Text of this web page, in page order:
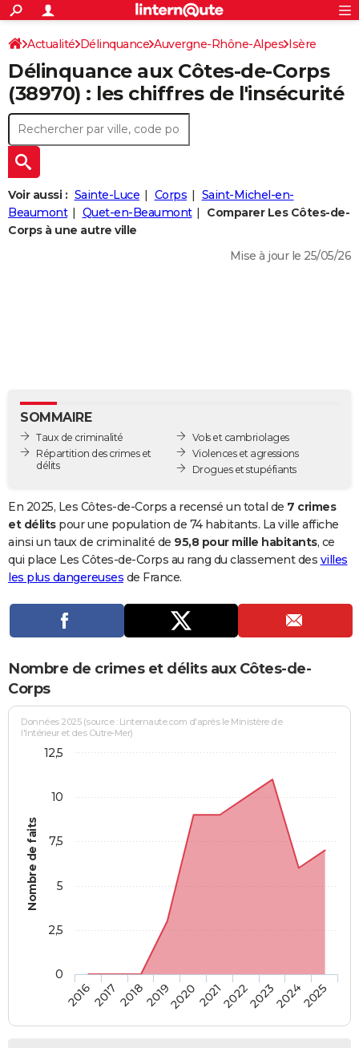
ACTUALITÉS
Politique
Société
Faits Divers
Education
Monde
Villes
+
SPORT
Coupe du monde 2026
Football
Tennis
Cyclisme
Rugby
Forum
Programme TV
TNT
Streaming
Cinéma
Sorties cinéma
Musique
+
FINANCE
Retraite
Impôts
Epargne
Immobilier
Risques naturels par ville
Banque
Assurance
Crédit
AUTO
Essais
Réserver un essai
Citadines
Berlines
SUV
Forum auto
+
HIGH-TECH
Mobiles
Meilleur smartphone
Internet
Ordinateurs
Jeux vidéo
Guide high-tech
+
BRICOLAGE
GUIDES D'ACHAT
BONS PLANS
Carte de Noël
Carte Bonne année
Carte Saint-Valentin
Carte Pâques
Carte d'anniversaire
DICTIONNAIRE
Dictionnaire
Biographies
Citations
Expressions
Proverbes
PROGRAMME TV
COPAINS D'AVANT
S'inscrire
Se connecter
Lycées
Collèges
Primaires
Universités
Entreprises
Service militaire
Avis de recherche
AVIS DE DÉCÈS
FORUM
Bricolage
Lifestyle
Culture
Sport
Auto
Television
Voyage
Cinema
Rechercher
S'inscrire
Connexion
Actualité Délinquance Auvergne-Rhône-Alpes Isère
Les Côtes-de-Corps
Délinquance aux Côtes-de-Corps
(38970) : les chiffres de l'insécurité
Voir aussi : Sainte-Luce Corps
Saint-Michel-en-
Beaumont
Quet-en-Beaumont
Comparer Les Côtes-de-
Corps à une autre ville
Mise à jour le 25/05/26
SOMMAIRE
Taux de criminalité
Répartition des crimes et
délits
Vols et cambriolages
Violences et agressions
Drogues et stupéfiants
En 2025, Les Côtes-de-Corps a recensé un total de 7 crimes
et délitspour une population de 74 habitants. La ville affiche
ainsi un taux de criminalité de 95,8 pour mille habitants, ce
qui place Les Côtes-de-Corps au rang du classement des villes
les plus dangereuses de France.
Nombre de crimes et délits aux Côtes-de-
Corps
Nombre de faits
Données 2025 (source : Linternaute.com d'après le Ministère de
l'Intérieur et des Outre-Mer)
2016201720182019202020212022202320242025
0
2,5
5
7,5
10
12,5